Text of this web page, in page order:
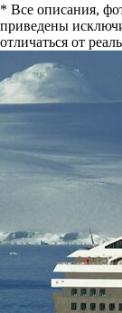
* Все описания,
приведены
отличаться от